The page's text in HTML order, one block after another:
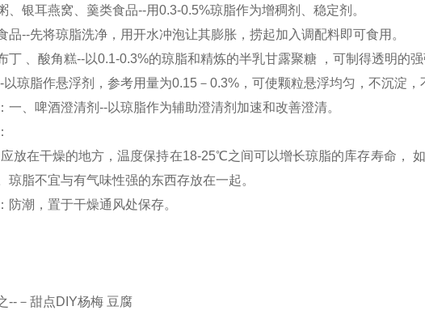
、银耳燕窝、羹类食品--用0.3-0.5%琼脂作为增稠剂、稳定剂。
品--先将琼脂洗净，用开水冲泡让其膨胀，捞起加入调配料即可食用。
丁 、酸角糕--以0.1-0.3%的琼脂和精炼的半乳甘露聚糖 ，可制得透明的强
以琼脂作悬浮剂，参考用量为0.15－0.3%，可使颗粒悬浮均匀，不沉淀，
一、啤酒澄清剂--以琼脂作为辅助澄清剂加速和改善澄清。
放在干燥的地方，温度保持在18-25℃之间可以增长琼脂的库存寿命，
琼脂不宜与有气味性强的东西存放在一起。
防潮，置于干燥通风处保存。
--－甜点DIY杨梅 豆腐